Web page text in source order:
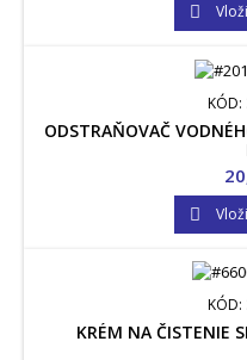

KÓD:
ODSTRAŇOVAČ

KÓD:
KRÉM NA ČISTENIE